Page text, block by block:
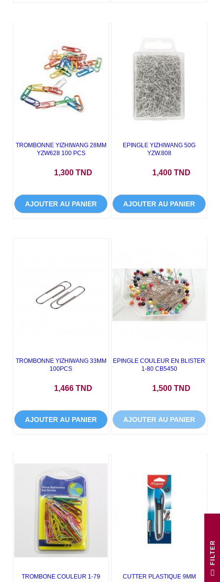
TROMBONNE YIZHIWANG 28MM
YZW628 100 PCS
1,300 TND
AJOUTER AU PANIER
EPINGLE YIZHIWANG 50G
YZW.808
1,400 TND
AJOUTER AU PANIER
TROMBONNE YIZHIWANG 33MM
100PCS
1,466 TND
AJOUTER AU PANIER
EPINGLE COULEUR EN BLISTER
1-80 CB5450
1,500 TND
AJOUTER AU PANIER
TROMBONE COULEUR 1-79
CUTTER PLASTIQUE 9MM
R